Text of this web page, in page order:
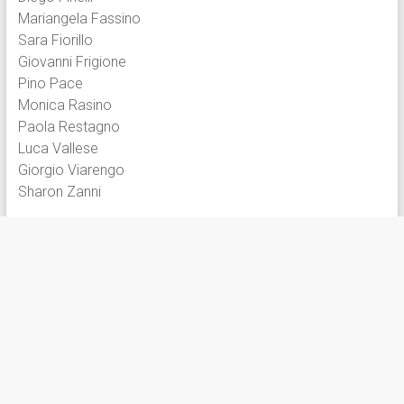
Mariangela Fassino
Sara Fiorillo
Giovanni Frigione
Pino Pace
Monica Rasino
Paola Restagno
Luca Vallese
Giorgio Viarengo
Sharon Zanni